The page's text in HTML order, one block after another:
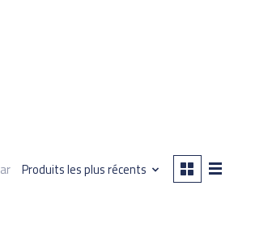
Produits les plus récents